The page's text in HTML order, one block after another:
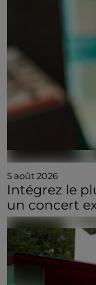
5 août 2026
Intégrez le
un concert